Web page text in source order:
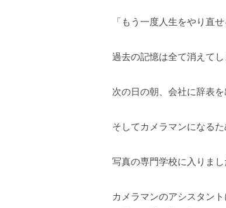
「もう一度人生をやり直
過去の記憶は全て消えて
次の日の朝、会社に辞表を
そしてカメラマンになるた
写真の専門学校に入りま
カメラマンのアシスタン